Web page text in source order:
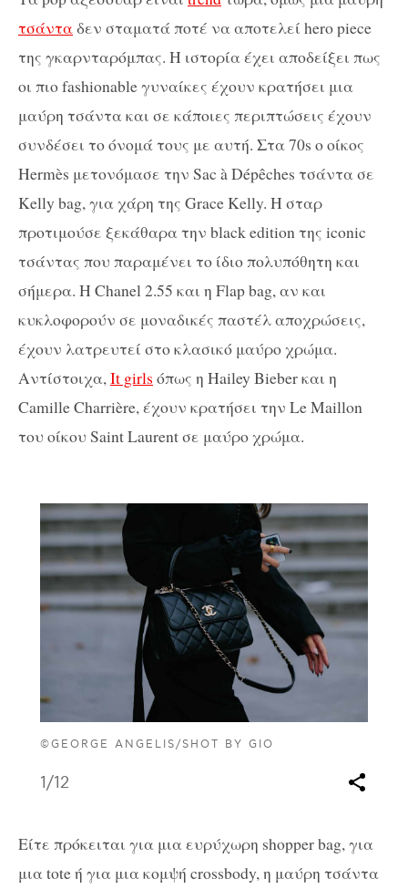
τσάνταδεν σταματά ποτέ να αποτελεί hero piece
της γκαρνταρόμπας. Η ιστορία έχει αποδείξει πως
οι πιο fashionable γυναίκες έχουν κρατήσει μια
μαύρη τσάντα και σε κάποιες περιπτώσεις έχουν
συνδέσει το όνομά τους με αυτή. Στα 70s ο οίκος
Hermès μετονόμασε την Sac à Dépêches τσάντα σε
Kelly bag, για χάρη της Grace Kelly. Η σταρ
προτιμούσε ξεκάθαρα την black edition της iconic
τσάντας που παραμένει το ίδιο πολυπόθητη και
σήμερα. Η Chanel 2.55 και η Flap bag, αν και
κυκλοφορούν σε μοναδικές παστέλ αποχρώσεις,
έχουν λατρευτεί στο κλασικό μαύρο χρώμα.
Αντίστοιχα,It girls όπως η Hailey Bieber και η
Camille Charrière, έχουν κρατήσει την Le Maillon
του οίκου Saint Laurent σε μαύρο χρώμα.
©GEORGE ANGELIS/SHOT BY GIO
1/12
Είτε πρόκειται για μια ευρύχωρη shopper bag, για
μια tote ή για μια κομψή crossbody, η μαύρη τσάντα